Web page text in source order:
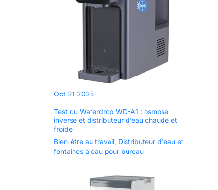
(51,8 à 170,2 cm)
Oct 21 2025
Test du Waterdrop WD-A1 : osmose
inverse et distributeur d’eau chaude et
froide
Bien-être au travail, Distributeur d'eau et
fontaines à eau pour bureau